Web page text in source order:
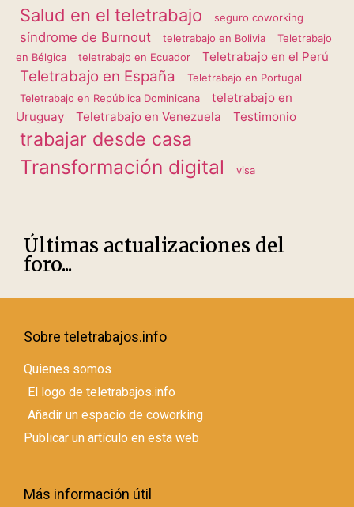
Salud en el teletrabajo seguro coworking
síndrome de Burnout teletrabajo en Bolivia
Teletrabajo
en Bélgica
teletrabajo en Ecuador Teletrabajo en el Perú
Teletrabajo en España
Teletrabajo en Portugal
Teletrabajo en República Dominicana
teletrabajo en
Uruguay
Teletrabajo en Venezuela Testimonio
trabajar desde casa
Transformación digital visa
Últimas actualizaciones del
foro...
Sobre teletrabajos.info
Quienes somos
El logo de teletrabajos.info
Añadir un espacio de coworking
Publicar un artículo en esta web
Más información útil